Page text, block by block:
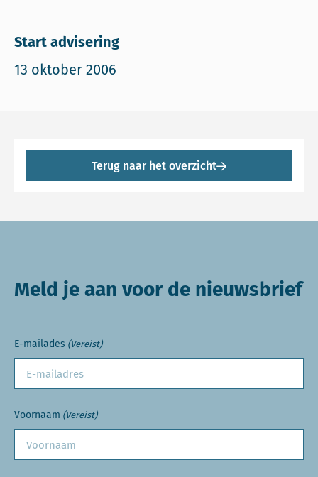
Start advisering
13 oktober 2006
Terug naar het overzicht
Meld je aan voor de nieuwsbrief
E-mailades (Vereist)
Voornaam (Vereist)